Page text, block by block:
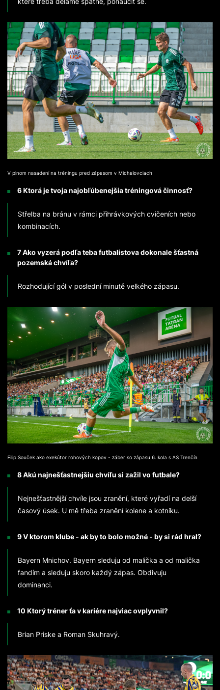
V plnom nasadení na tréningu pred zápasom v Michalovciach
6 Ktorá je tvoja najobľúbenejšia tréningová činnosť?
Střelba na bránu v rámci přihrávkových cvičeních nebo
kombinacích.
7 Ako vyzerá podľa teba futbalistova dokonale šťastná
pozemská chvíľa?
Rozhodující gól v poslední minutě velkého zápasu.
Filip Souček ako exekútor rohových kopov - záber so zápasu 6. kola s AS Trenčín
8 Akú najnešťastnejšiu chvíľu si zažil vo futbale?
Nejnešťastnější chvíle jsou zranění, které vyřadí na delší
časový úsek. U mě třeba zranění kolene a kotníku.
9 V ktorom klube - ak by to bolo možné - by si rád hral?
Bayern Mnichov. Bayern sleduju od malička a od malička
fandím a sleduju skoro každý zápas. Obdivuju
dominanci.
10 Ktorý tréner ťa v kariére najviac ovplyvnil?
Brian Priske a Roman Skuhravý.